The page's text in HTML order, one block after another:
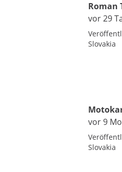
Roman
vor 29
Slovakia
vor 9
Slovakia